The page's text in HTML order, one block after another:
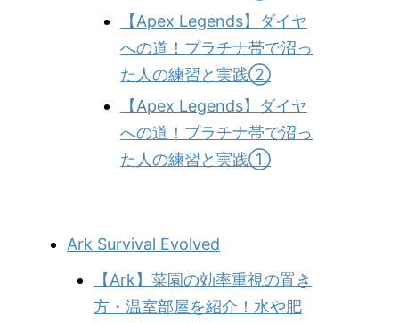
【Apex Legends】ダイヤ
への道！プラチナ帯で沼っ
た人の練習と実践②
【Apex Legends】ダイヤ
への道！プラチナ帯で沼っ
た人の練習と実践①
Ark Survival Evolved
【Ark】菜園の効率重視の置き
方・温室部屋を紹介！水や肥